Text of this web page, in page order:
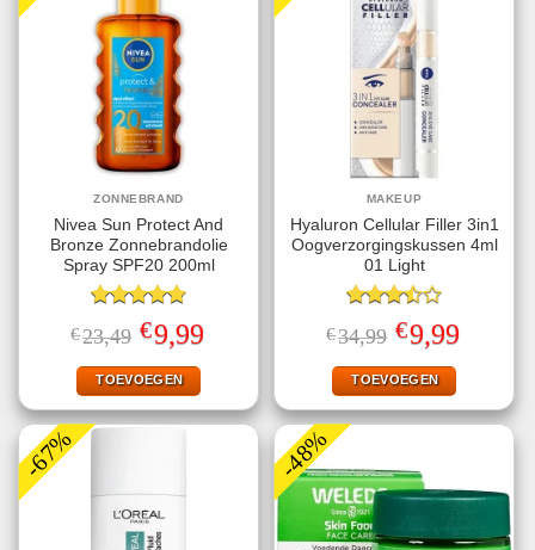
ZONNEBRAND
Nivea Sun Protect And
Bronze Zonnebrandolie
Spray SPF20 200ml
Gewaardeerd
4.78uit 5
€23,49 Oorspronkelijke
prijs
was:
€23,49.
€9,99Huidige
prijs
TOEVOEGEN
MAKEUP
Hyaluron Cellular Filler 3in1
Oogverzorgingskussen 4ml
01 Light
Gewaardeerd
3.50uit
€34,99 Oorspronkelijke
prijs
was:
€34,99.
€9,99Huidige
prijs
TOEVOEGEN
-67% -48%